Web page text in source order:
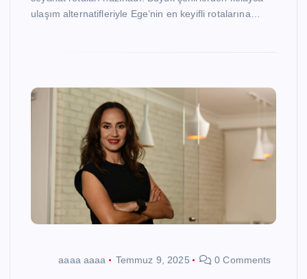
ulaşım alternatifleriyle Ege’nin en keyifli rotalarına…
aaaa aaaa Temmuz 9, 2025 0 Comments